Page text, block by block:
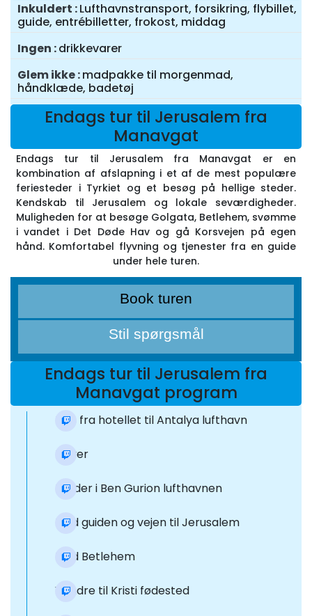
Inkuldert Lufthavnstransport, forsikring, flybillet,
guide, entrébilletter, frokost, middag
Ingen drikkevarer
Glem ikke madpakke til morgenmad,
håndklæde, badetøj
Endags tur til Jerusalem fra
Manavgat
Endags tur til Jerusalem fra Manavgat er en
kombination af afslapning i et af de mest populære
feriesteder i Tyrkiet og et besøg på hellige steder.
Kendskab til Jerusalem og lokale seværdigheder.
Muligheden for at besøge Golgata, Betlehem, svømme
i vandet i Det Døde Hav og gå Korsvejen på egen
hånd. Komfortabel flyvning og tjenester fra en guide
under hele turen.
Book turen
Stil spørgsmål
Endags tur til Jerusalem fra
Manavgat program
Rejs fra hotellet til Antalya lufthavn
Flyver
Lander i Ben Gurion lufthavnen
Mød guiden og vejen til Jerusalem
Mød Betlehem
Vandre til Kristi fødested